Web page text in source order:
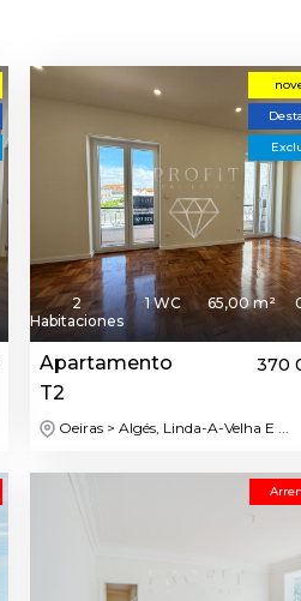
2
Habitaciones
1 WC 65,00 m²
Apartamento
T2
370
Oeiras > Algés, Linda-A-Velha E ...